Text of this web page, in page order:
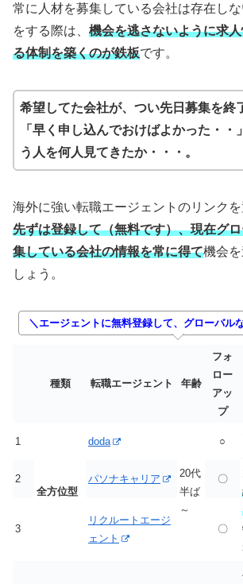
常に人材を募集している会社は存在し
をする際は、 機会を逃さないように求
る体制を築くのが鉄板です。
希望してた会社が、つい先日募集を終
「早く申し込んでおけばよかった・・
う人を何人見てきたか・・・。
海外に強い転職エージェントのリンクを
先ずは登録して（無料です）、現在グ
集している会社の情報を常に得て機会
しょう。
＼エージェントに無料登録して、グローバル
種類 転職エージェント 年齢
フォ
ロー
アッ
プ
1
全方位型
doda
20代
半ば
～
○
2 パソナキャリア 〇
3
リクルートエージ
ェント
〇